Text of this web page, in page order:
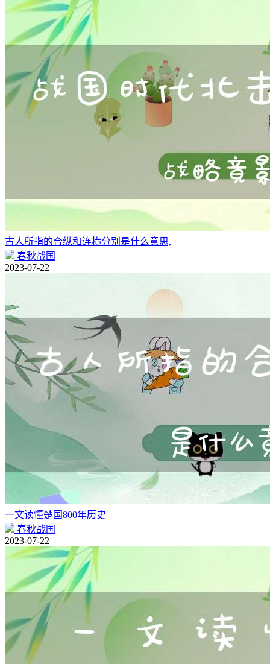
古人所指的合纵和连横分别是什么意思,
春秋战国
2023-07-22
一文读懂楚国800年历史
春秋战国
2023-07-22